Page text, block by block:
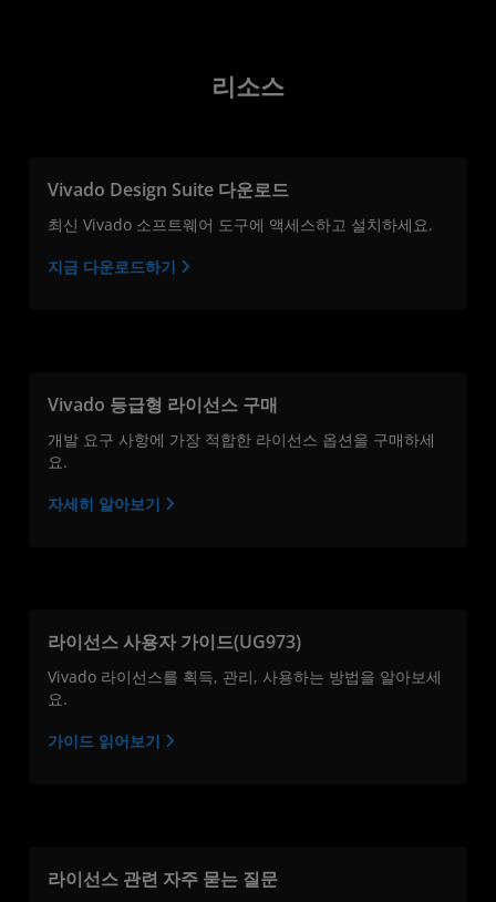
리소스
Vivado Design Suite 다운로드
최신 Vivado 소프트웨어 도구에 액세스하고 설치하세요.
지금 다운로드하기
Vivado 등급형 라이선스 구매
개발 요구 사항에 가장 적합한 라이선스 옵션을 구매하세
요.
자세히 알아보기
라이선스 사용자 가이드(UG973)
Vivado 라이선스를 획득, 관리, 사용하는 방법을 알아보세
요.
가이드 읽어보기
라이선스 관련 자주 묻는 질문